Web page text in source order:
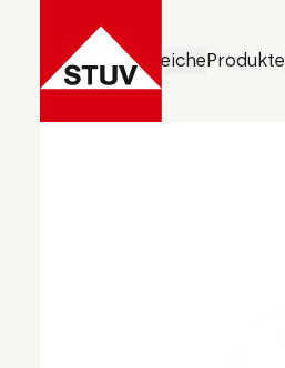
GeschäftsbereicheProdukte